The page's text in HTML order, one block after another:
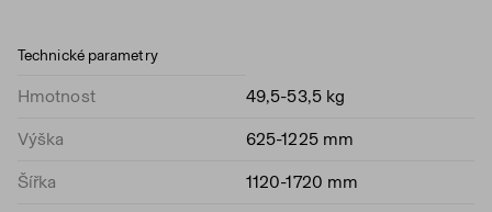
Technické parametry
Hmotnost 49,5-53,5 kg
Výška 625-1225 mm
Šířka 1120-1720 mm